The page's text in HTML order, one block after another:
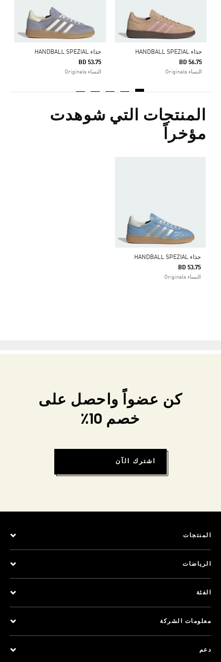
حذاء HANDBALL SPEZIAL
BD 56.75
النساء Originals
حذاء HANDBALL SPEZIAL
BD 53.75
النساء Originals
المنتجات التي شوهدت
مؤخراً
حذاء HANDBALL SPEZIAL
BD 53.75
النساء Originals
كن عضواً واحصل على
خصم 10٪
اشترك الآن
المنتجات
الرياضات
الفئة
معلومات الشركة
دعم